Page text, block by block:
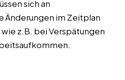
sich an
Änderungen im Zeitplan
z.B. bei Verspätungen